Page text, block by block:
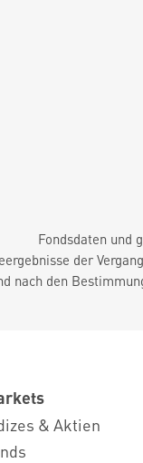
Fondsdaten und
der
nach den
& Aktien